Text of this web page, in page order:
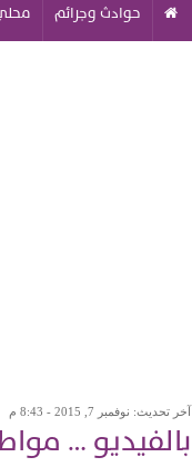
حوادث وجرائم
آخر تحديث: نوفمبر 7, 2015 - 8:43 م
بالفيديو …